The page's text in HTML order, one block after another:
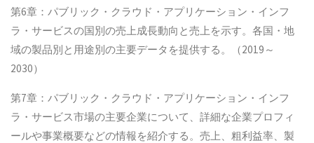
第6章：パブリック・クラウド・アプリケーション・インフ
ラ・サービスの国別の売上成長動向と売上を示す。各国・地
域の製品別と用途別の主要データを提供する。（2019～
2030）
第7章：パブリック・クラウド・アプリケーション・インフ
ラ・サービス市場の主要企業について、詳細な企業プロフィ
ールや事業概要などの情報を紹介する。売上、粗利益率、製